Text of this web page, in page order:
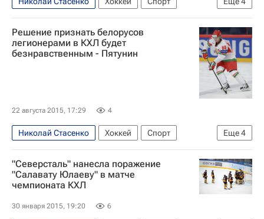
Юрий Нагорных
КХЛ 2025-2026
Северсталь
Евгений Ковыршин
Решение признать белорусов
легионерами в КХЛ будет
безнравственным - Пятунин
22 августа 2015, 17:29 4
Еще4
Николай Стасенко Хоккей
Спорт
Дмитрий Чернышенко
КХЛ 2025-2026
Северсталь
Евгений Ковыршин
"Северсталь" нанесла поражение
"Салавату Юлаеву" в матче
чемпионата КХЛ
30 января 2015, 19:20 6